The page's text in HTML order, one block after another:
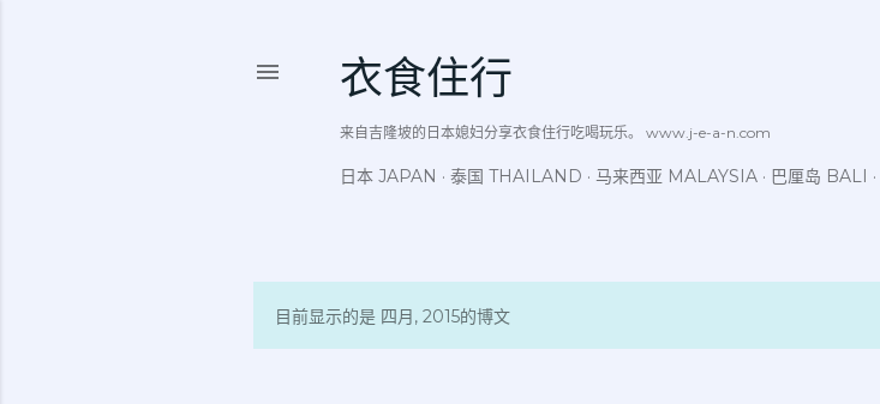
衣食住行
来自吉隆坡的日本媳妇分享衣食住行吃喝玩乐。 www.j-e-a-n.com
日本 JAPAN 泰国 THAILAND 马来西亚 MALAYSIA 巴厘岛 BALI
博
目前显示的是 四月, 2015的博文